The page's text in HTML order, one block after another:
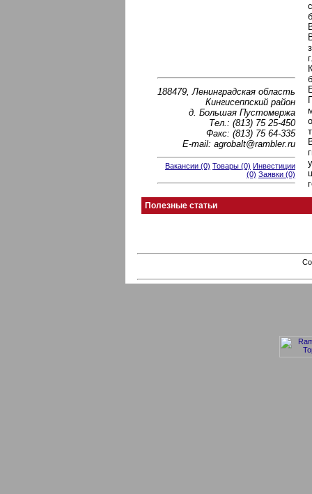
188479, Ленинградская область
Кингисеппский район
д. Большая Пустомержа
Тел.: (813) 75 25-450
Факс: (813) 75 64-335
E-mail: agrobalt@rambler.ru
Вакансии (0) Товары (0) Инвестиции
(0) Заявки (0)
Полезные статьи